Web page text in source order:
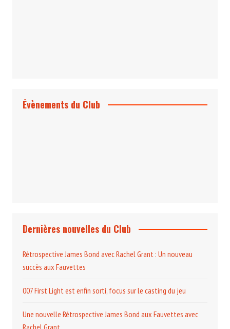
Évènements du Club
Dernières nouvelles du Club
Rétrospective James Bond avec Rachel Grant : Un nouveau
succès aux Fauvettes
007 First Light est enfin sorti, focus sur le casting du jeu
Une nouvelle Rétrospective James Bond aux Fauvettes avec
Rachel Grant